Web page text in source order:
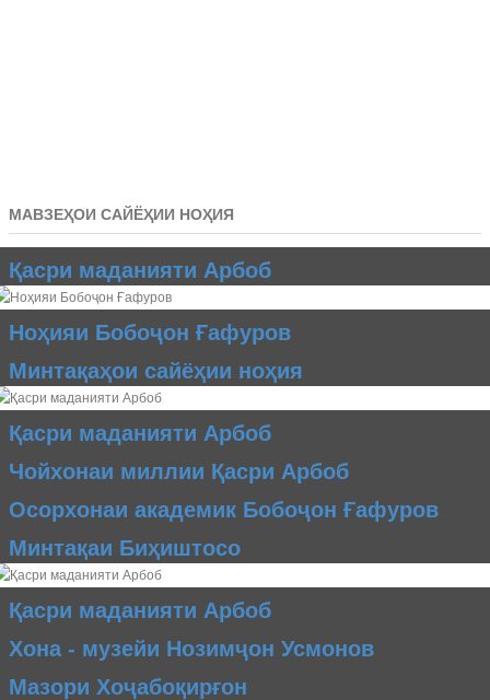
МАВЗЕҲОИ САЙЁҲИИ НОҲИЯ
Қасри маданияти Арбоб
Ноҳияи Бобоҷон Ғафуров
Минтақаҳои сайёҳии ноҳия
Қасри маданияти Арбоб
Чойхонаи миллии Қасри Арбоб
Осорхонаи академик Бобоҷон Ғафуров
Минтақаи Биҳиштосо
Қасри маданияти Арбоб
Хона - музейи Нозимҷон Усмонов
Мазори Хоҷабоқирғон